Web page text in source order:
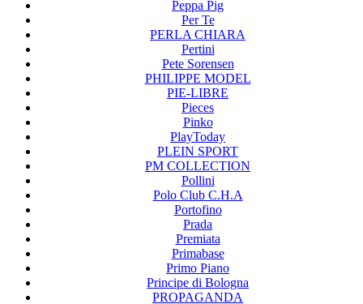
Peppa Pig
Per Te
PERLA CHIARA
Pertini
Pete Sorensen
PHILIPPE MODEL
PIE-LIBRE
Pieces
Pinko
PlayToday
PLEIN SPORT
PM COLLECTION
Pollini
Polo Club C.H.A
Portofino
Prada
Premiata
Primabase
Primo Piano
Principe di Bologna
PROPAGANDA